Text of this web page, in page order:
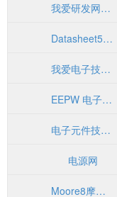
我爱研发网52RD.com
Datasheet5集成电路查询网
我爱电子技术网
EEPW 电子产品世界
电子元件技术网
电源网
Moore8摩尔吧